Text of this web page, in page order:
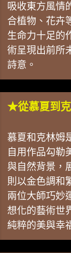
吸收東方風情
合植物、花卉
生命力十足的
術呈現出前所
詩意。
★從慕夏到
慕夏和克林姆
自用作品勾勒
與自然背景，
則以金色調和
兩位大師巧妙
想化的藝術世
純粹的美與幸